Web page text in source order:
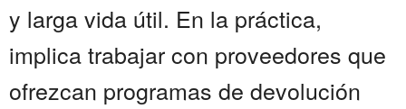
y larga vida útil. En la práctica,
implica trabajar con proveedores que
ofrezcan programas de devolución